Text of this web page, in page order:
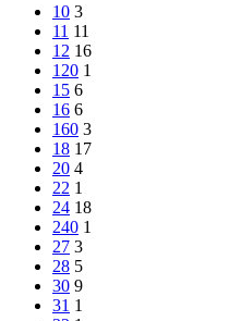
10 3
11 11
12 16
120 1
15 6
16 6
160 3
18 17
20 4
22 1
24 18
240 1
27 3
28 5
30 9
31 1